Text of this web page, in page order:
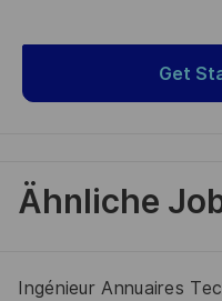
Get
Ähnliche
Ingénieur Annuaires